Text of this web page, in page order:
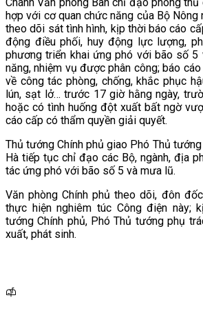
hợp với cơ quan chức năng của Bộ
theo dõi sát tình hình, kịp thời báo cáo
động điều phối, huy động lực lượng,
phương triển khai ứng phó với bão số
năng, nhiệm vụ được phân công; báo
về công tác phòng, chống, khắc phục
lún, sạt lở… trước 17 giờ hằng ngày,
hoặc có tình huống đột xuất bất ngờ
cáo cấp có thẩm quyền giải quyết.
Thủ tướng Chính phủ giao Phó Thủ
Hà tiếp tục chỉ đạo các Bộ, ngành, địa
tác ứng phó với bão số 5 và mưa lũ.
Văn phòng Chính phủ theo dõi, đôn
thực hiện nghiêm túc Công điện này;
tướng Chính phủ, Phó Thủ tướng phụ
xuất, phát sinh.